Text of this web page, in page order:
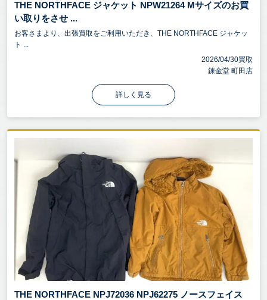
THE NORTHFACE ジャケット NPW21264 Mサイズのお買
い取りをさせ ...
お客さまより、出張買取をご利用いただき、THE NORTHFACE ジャケッ
ト ...
2026/04/30買取
錬金堂 町田店
詳しく見る
THE NORTHFACE NPJ72036 NPJ62275 ノースフェイス